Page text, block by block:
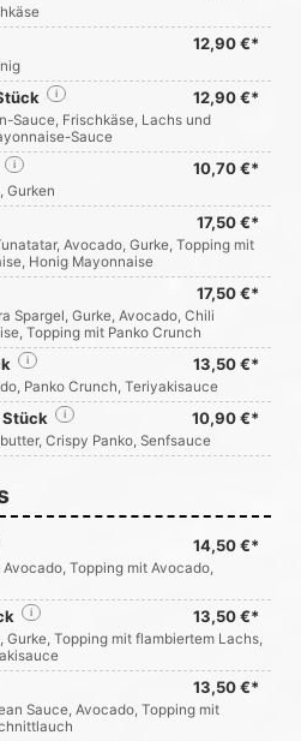
12,90 €*
12,90 €*
i
Sauce, Frischkäse, Lachs und
Sauce
10,70 €*
i
Gurken
17,50 €*
Avocado, Gurke, Topping mit
Honig Mayonnaise
17,50 €*
Spargel, Gurke, Avocado, Chili
Topping mit Panko Crunch
13,50 €*
i
Panko Crunch, Teriyakisauce
10,90 €*
i
Crispy Panko, Senfsauce
14,50 €*
Topping mit Avocado,
13,50 €*
i
Gurke, Topping mit flambiertem Lachs,
13,50 €*
Sauce, Avocado, Topping mit